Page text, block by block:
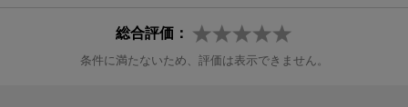
※本特典は後日、有料にて配信する場合がございます。
※本特典は、ゲームを進行すると利用可能になります。
フト本編のデータをダウンロードすることで遊ぶことができま
2回目以降はインターネット接続環境がなくてもゲームを開始で
総合評価：
条件に満たないため、評価は表示できません。